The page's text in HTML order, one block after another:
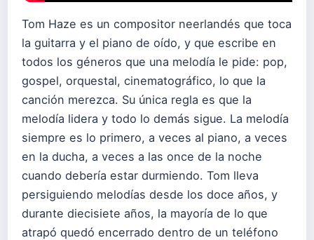
Tom Haze es un compositor neerlandés que toca
la guitarra y el piano de oído, y que escribe en
todos los géneros que una melodía le pide: pop,
gospel, orquestal, cinematográfico, lo que la
canción merezca. Su única regla es que la
melodía lidera y todo lo demás sigue. La melodía
siempre es lo primero, a veces al piano, a veces
en la ducha, a veces a las once de la noche
cuando debería estar durmiendo. Tom lleva
persiguiendo melodías desde los doce años, y
durante diecisiete años, la mayoría de lo que
atrapó quedó encerrado dentro de un teléfono